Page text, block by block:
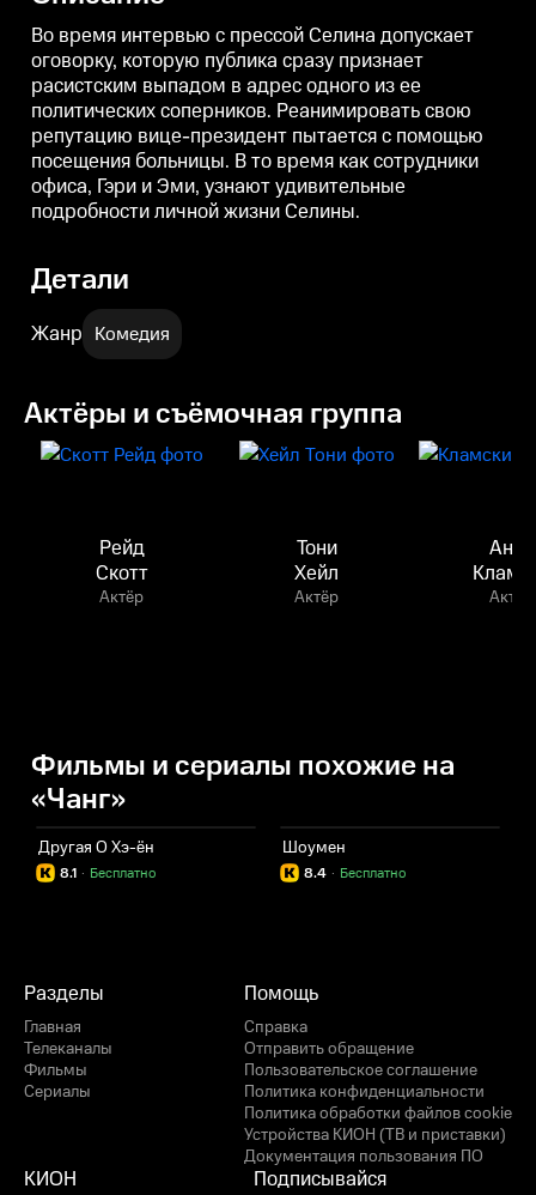
выступлении, то неправильно
подписанная прощальная
открытка. Разгребать
последствия придется всем
вместе, да еще и в компании
нового сотрудника — хитрого
Дэна.
Белому дому.
Во время интервью с прессой Селина допускает
оговорку, которую публика сразу признает
расистским выпадом в адрес одного из ее
политических соперников. Реанимировать свою
репутацию вице-президент пытается с помощью
посещения больницы. В то время как сотрудники
офиса, Гэри и Эми, узнают удивительные
подробности личной жизни Селины.
Детали
Жанр Комедия
Актёры и съёмочная группа
Рейд
Скотт
Актёр
Тони
Хейл
Актёр
Анна
Актёр
Фильмы и сериалы похожие на
«Чанг»
Другая О Хэ-ён
8.1 Бесплатно
·
Шоумен
8.4 Бесплатно
·
Разделы
Главная
Телеканалы
Фильмы
Сериалы
Помощь
Справка
Отправить обращение
Пользовательское соглашение
Политика конфиденциальности
Политика обработки файлов cookie
Устройства КИОН (ТВ и приставки)
Документация пользования ПО
КИОН Подписывайся